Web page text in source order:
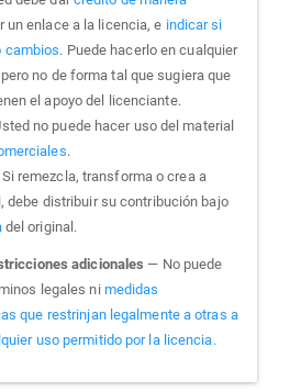
un enlace a la licencia, e indicar si
cambios. Puede hacerlo en cualquier
no de forma tal que sugiera que
el apoyo del licenciante.
no puede hacer uso del material
.
remezcla, transforma o crea a
debe distribuir su contribución bajo
del original.
adicionales — No puede
legales ni medidas
que restrinjan legalmente a otras a
uso permitido por la licencia.